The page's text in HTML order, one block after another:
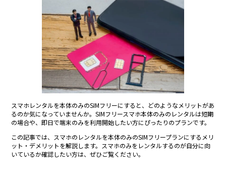
スマホレンタルを本体のみのSIMフリーにすると、どのようなメリットがあ
るのか気になっていませんか。SIMフリースマホ本体のみのレンタルは短期
の場合や、即日で端末のみを利用開始したい方にぴったりのプランです。
この記事では、スマホのレンタルを本体のみのSIMフリープランにするメリ
ット・デメリットを解説します。スマホのみをレンタルするのが自分に向
いているか確認したい方は、ぜひご覧ください。